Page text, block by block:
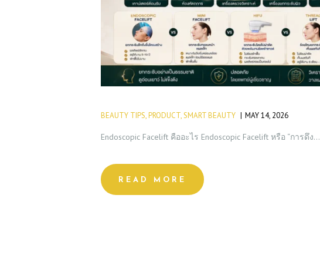
BEAUTY TIPS,PRODUCT,SMART BEAUTY MAY 14, 2026
Endoscopic Facelift คืออะไร Endoscopic Facelift หรือ “การดึง…
READ MORE